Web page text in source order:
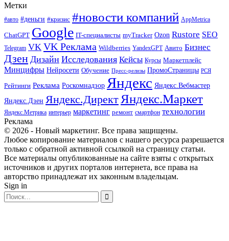
Метки
#авто #деньги #кризис #новости компаний AppMetrica
ChatGPT Google IT-специалисты myTracker Ozon Rustore SEO
Telegram VK VK Реклама Wildberries YandexGPT Авито Бизнес
Дзен Дизайн Исследования Кейсы Курсы Маркетплейс
Минцифры Нейросети Обучение Пресс-релизы ПромоСтраницы РСЯ
Рейтинги Реклама Роскомнадзор Яндекс Яндекс.Вебмастер
Яндекс.Дзен Яндекс.ДиректЯндекс.Маркет
Яндекс.Метрика интерьер маркетинг ремонт смартфон технологии
Реклама
© 2026 - Новый маркетинг. Все права защищены.
Любое копирование материалов с нашего ресурса разрешается
только с обратной активной ссылкой на страницу статьи.
Все материалы опубликованные на сайте взяты с открытых
источников и других порталов интернета, все права на
авторство принадлежат их законным владельцам.
Sign in